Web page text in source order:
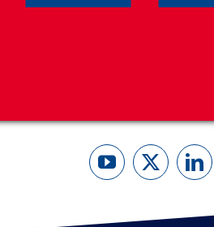
définies par quatre fonctions